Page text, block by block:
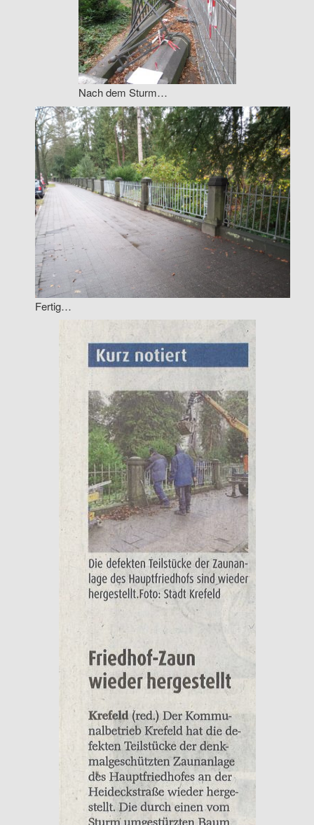
Nach dem Sturm…
Fertig…